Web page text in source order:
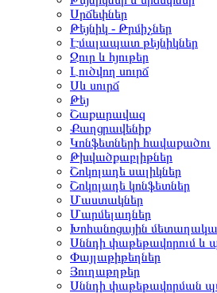
Սրճեփներ
Թեյնիկ - Թրմիչներ
Էմալապատ թեյնիկներ
Ջուր և հյութեր
Լուծվող սուրճ
Սև սուրճ
Թեյ
Շաքարավազ
Քաղցրավենիք
Կոնֆետների հավաքածու
Թխվածքաբլիթներ
Շոկոլադե սալիկներ
Շոկոլադե կոնֆետներ
Մաստակներ
Մարմելադներ
Խոհանոցային
Սննդի փաթեթավորում և
Փայլաթիթեղներ
Յուղաթղթեր
Սննդի փաթեթավորման